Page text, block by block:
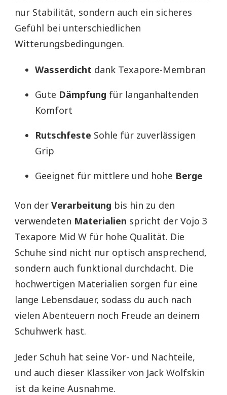
nur Stabilität, sondern auch ein sicheres
Gefühl bei unterschiedlichen
Witterungsbedingungen.
Wasserdicht dank Texapore-Membran
Gute Dämpfung für langanhaltenden
Komfort
Rutschfeste Sohle für zuverlässigen
Grip
Geeignet für mittlere und hohe Berge
Von der Verarbeitung bis hin zu den
verwendeten Materialien spricht der Vojo 3
Texapore Mid W für hohe Qualität. Die
Schuhe sind nicht nur optisch ansprechend,
sondern auch funktional durchdacht. Die
hochwertigen Materialien sorgen für eine
lange Lebensdauer, sodass du auch nach
vielen Abenteuern noch Freude an deinem
Schuhwerk hast.
Jeder Schuh hat seine Vor- und Nachteile,
und auch dieser Klassiker von Jack Wolfskin
ist da keine Ausnahme.